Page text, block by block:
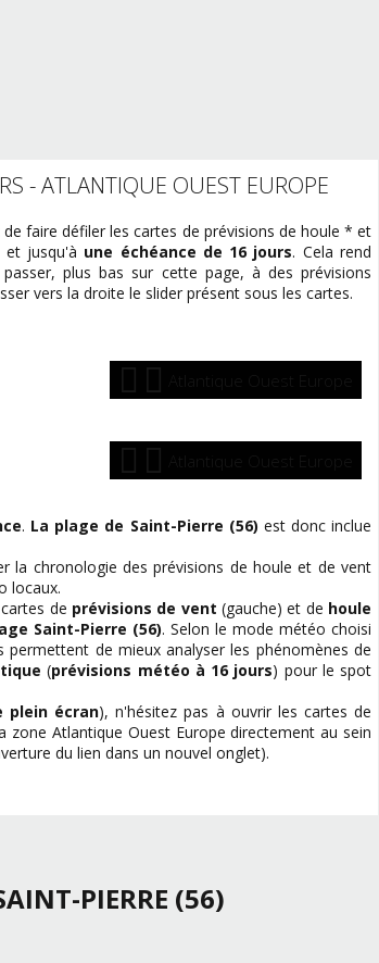
- ATLANTIQUE OUEST EUROPE
faire défiler les cartes de prévisions de houle * et
et jusqu'à une échéance de 16 jours. Cela rend
plus bas sur cette page, à des prévisions
vers la droite le slider présent sous les cartes.
. La plage de Saint-Pierre (56) est donc inclue
la chronologie des prévisions de houle et de vent
locaux.
de prévisions de vent (gauche) et de houle
Saint-Pierre (56). Selon le mode météo choisi
de mieux analyser les phénomènes de
(prévisions météo à 16 jours) pour le spot
plein écran), n'hésitez pas à ouvrir les cartes de
zone Atlantique Ouest Europe directement au sein
du lien dans un nouvel onglet).
PIERRE (56)